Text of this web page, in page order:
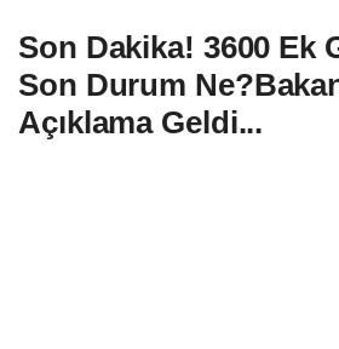
Son Dakika! 3600 Ek
Son Durum
Açıklama Geldi...